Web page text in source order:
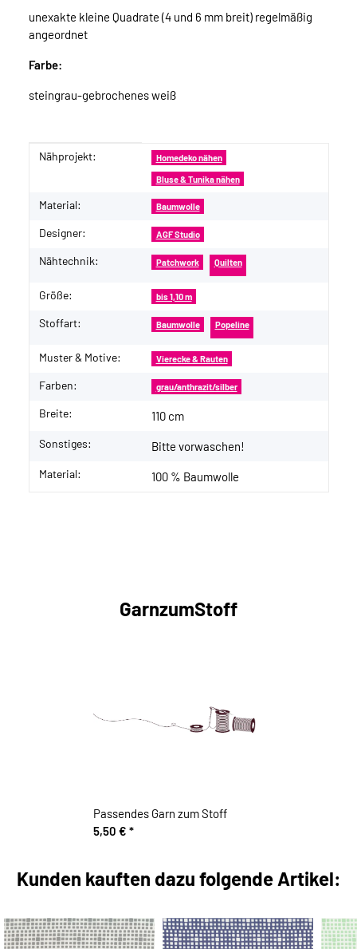
unexakte kleine Quadrate (4 und 6 mm breit) regelmäßig
angeordnet
Farbe:
steingrau-gebrochenes weiß
Produkteigenschaft
Wert
Nähprojekt: Homedeko nähen
Bluse & Tunika nähen
Material: Baumwolle
Designer: AGF Studio
Nähtechnik: Patchwork Quilten
Größe: bis 1,10 m
Stoffart: Baumwolle Popeline
Muster & Motive: Vierecke & Rauten
Farben: grau/anthrazit/silber
Breite: 110 cm
Sonstiges: Bitte vorwaschen!
Material: 100 % Baumwolle
GarnzumStoff
Passendes Garn zum Stoff
5,50 € *
Kunden kauften dazu folgende Artikel: